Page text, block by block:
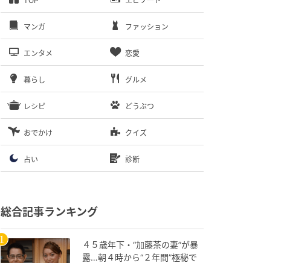
マンガ ファッション
エンタメ 恋愛
暮らし グルメ
レシピ どうぶつ
おでかけ クイズ
占い 診断
総合記事ランキング
４５歳年下・“加藤茶の妻”が暴
露…朝４時から“２年間”極秘で